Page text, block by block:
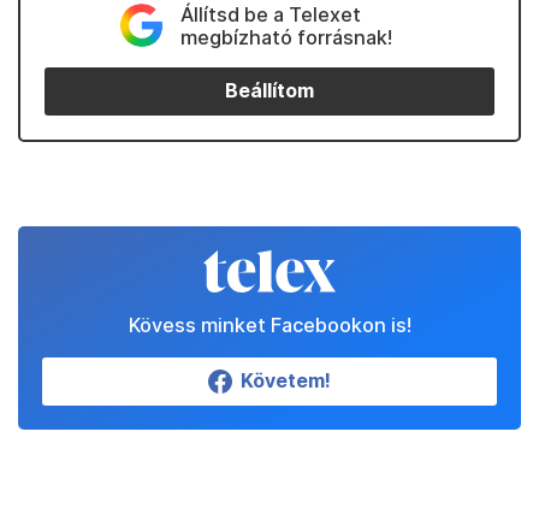
Állítsd be a Telexet
megbízható forrásnak!
Beállítom
Kövess minket Facebookon is!
Követem!